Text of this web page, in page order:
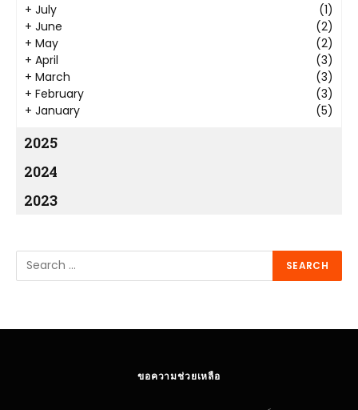
+ July
(1)
+ June
(2)
+ May
(2)
+ April
(3)
+ March
(3)
+ February
(3)
+ January (5)
2025
2024
2023
ขอความช่วยเหลือ